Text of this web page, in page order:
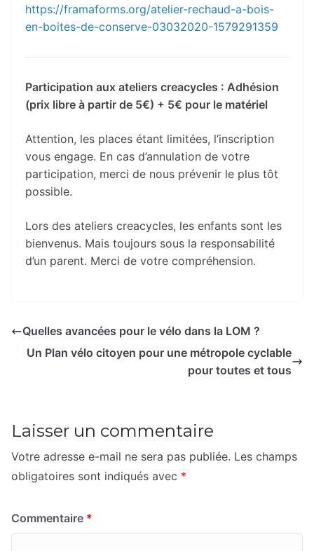
https://framaforms.org/atelier-rechaud-a-bois-
en-boites-de-conserve-03032020-1579291359
Participation aux ateliers creacycles : Adhésion
(prix libre à partir de 5€) + 5€ pour le matériel
Attention, les places étant limitées, l’inscription
vous engage. En cas d’annulation de votre
participation, merci de nous prévenir le plus tôt
possible.
Lors des ateliers creacycles, les enfants sont les
bienvenus. Mais toujours sous la responsabilité
d’un parent. Merci de votre compréhension.
Quelles avancées pour le vélo dans la LOM ?
Un Plan vélo citoyen pour une métropole cyclable
pour toutes et tous
Laisser un commentaire
Votre adresse e-mail ne sera pas publiée. Les champs
obligatoires sont indiqués avec *
Commentaire *